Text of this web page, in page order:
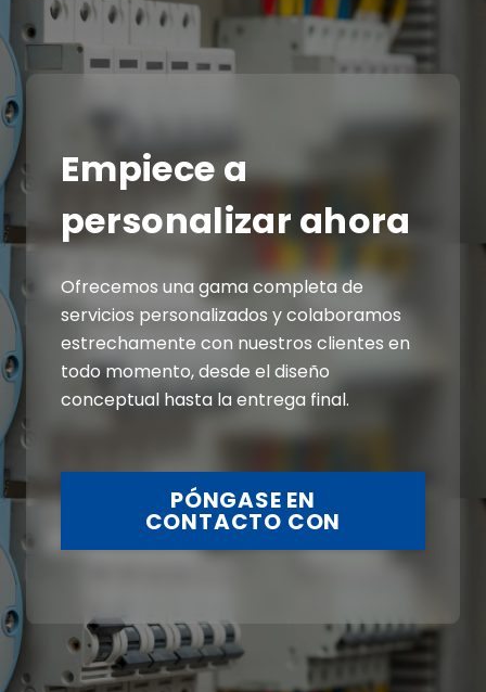
Empiece a
personalizar ahora
Ofrecemos una gama completa de
servicios personalizados y colaboramos
estrechamente con nuestros clientes en
todo momento, desde el diseño
conceptual hasta la entrega final.
PÓNGASE EN
CONTACTO CON